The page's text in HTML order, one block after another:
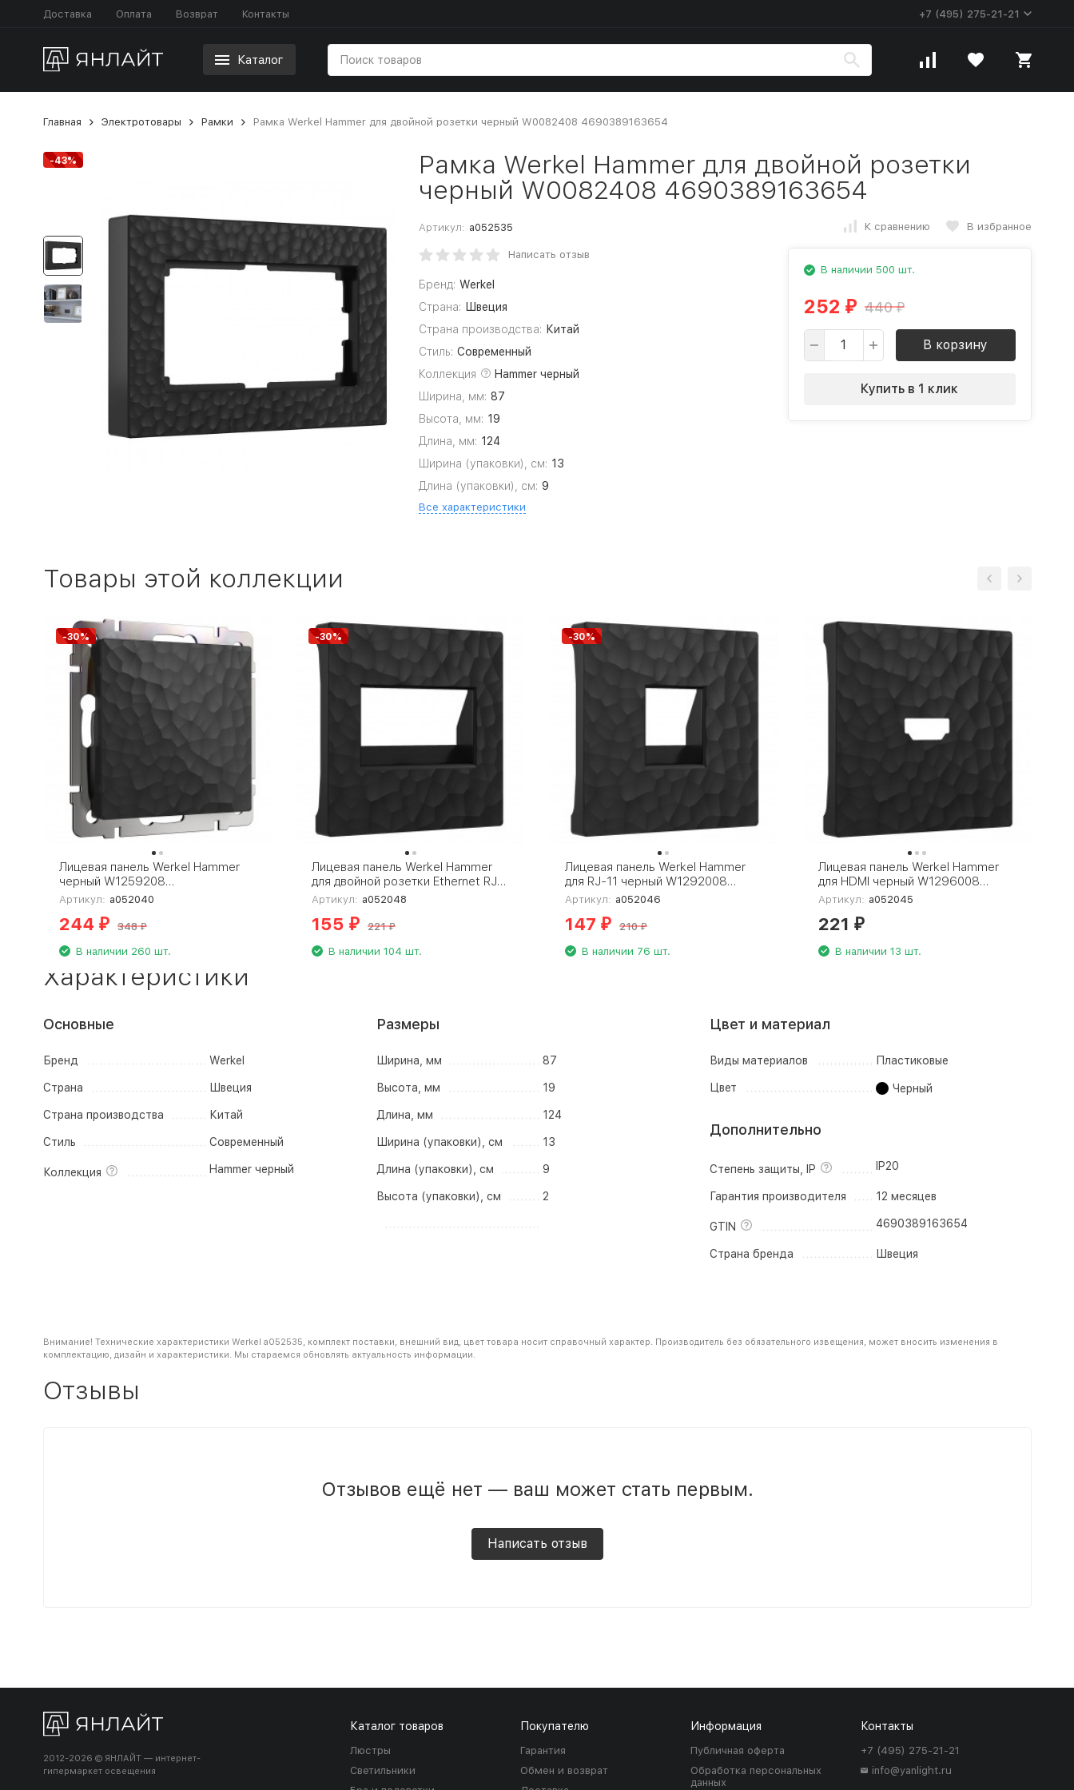
Доставка Оплата Возврат Контакты +7 (495) 275-21-21
Каталог
Главная Электротовары Рамки Рамка Werkel Hammer для двойной розетки черный W0082408 4690389163654
-43%
Рамка Werkel Hammer для двойной розетки
черный W0082408 4690389163654
Артикул: a052535 К сравнению В избранное
Написать отзыв
Бренд: Werkel
Страна: Швеция
Страна производства: Китай
Стиль: Современный
Коллекция
Hammer черный
Ширина, мм: 87
Высота, мм: 19
Длина, мм: 124
Ширина (упаковки), см: 13
Длина (упаковки), см: 9
Все характеристики
В наличии 500 шт.
252 ₽ 440₽
В корзину
Купить в 1 клик
Товары этой коллекции
-30%
Лицевая панель Werkel Hammer
черный W1259208
4690389162770
Артикул: a052040
244 ₽ 348₽
В наличии 260 шт.
-30%
Лицевая панель Werkel Hammer
для двойной розетки Еthernet RJ-
45 черный W1291108
Артикул: a052048
155₽ 221₽
В наличии 104 шт.
-30%
Лицевая панель Werkel Hammer
для RJ-11 черный W1292008
4690389163203
Артикул: a052046
147 ₽ 210₽
В наличии 76 шт.
Лицевая панель Werkel Hammer
для HDMI черный W1296008
4690389163241
Артикул: a052045
221 ₽
В наличии 13 шт.
Характеристики
Основные
Бренд Werkel
Страна Швеция
Страна производства Китай
Стиль Современный
Коллекция Hammer черный
Размеры
Ширина, мм 87
Высота, мм 19
Длина, мм 124
Ширина (упаковки), см 13
Длина (упаковки), см 9
Высота (упаковки), см 2
Цвет и материал
Виды материалов Пластиковые
Цвет Черный
Дополнительно
Степень защиты, IP IP20
Гарантия производителя 12 месяцев
GTIN 4690389163654
Страна бренда Швеция
Внимание! Технические характеристики Werkel a052535, комплект поставки, внешний вид, цвет товара носит справочный характер. Производитель без обязательного извещения, может вносить изменения в
комплектацию, дизайн и характеристики. Мы стараемся обновлять актуальность информации.
Отзывы
Отзывов ещё нет — ваш может стать первым.
Написать отзыв
2012-2026 © ЯНЛАЙТ — интернет-
гипермаркет освещения
Каталог товаров
Люстры
Светильники
Покупателю
Гарантия
Обмен и возврат
Информация
Публичная оферта
Обработка персональных
данных
Контакты
+7 (495) 275-21-21
info@yanlight.ru